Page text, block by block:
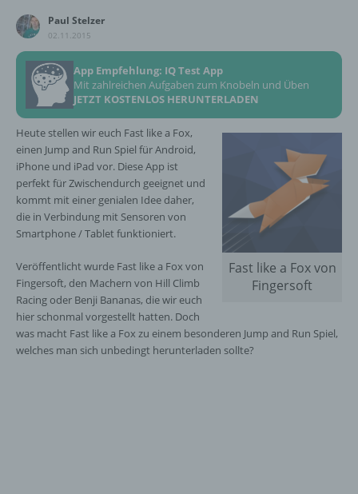
Paul Stelzer
02.11.2015
App Empfehlung: IQ Test App
Mit zahlreichen Aufgaben zum Knobeln und Üben
JETZT KOSTENLOS HERUNTERLADEN
Fast like a Fox von
Fingersoft
Heute stellen wir euch Fast like a Fox,
einen Jump and Run Spiel für Android,
iPhone und iPad vor. Diese App ist
perfekt für Zwischendurch geeignet und
kommt mit einer genialen Idee daher,
die in Verbindung mit Sensoren von
Smartphone / Tablet funktioniert.
Veröffentlicht wurde Fast like a Fox von
Fingersoft, den Machern von Hill Climb
Racing oder Benji Bananas, die wir euch
hier schonmal vorgestellt hatten. Doch
was macht Fast like a Fox zu einem besonderen Jump and Run Spiel,
welches man sich unbedingt herunterladen sollte?